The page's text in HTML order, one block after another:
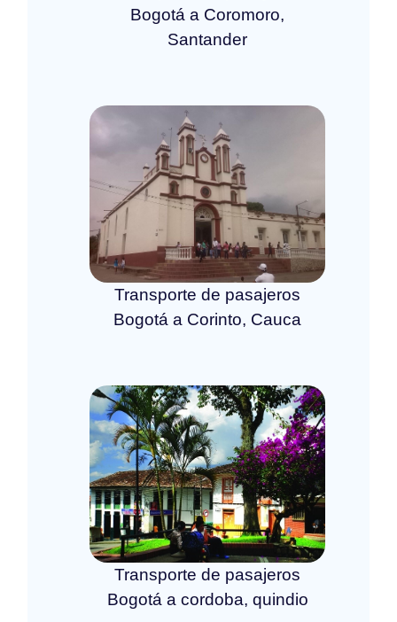
Bogotá a Coromoro,
Santander
Transporte de pasajeros
Bogotá a Corinto, Cauca
Transporte de pasajeros
Bogotá a cordoba, quindio